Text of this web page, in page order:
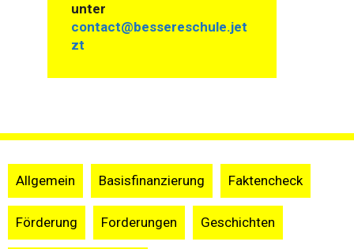
unter
contact@bessereschule.jet
zt
Allgemein Basisfinanzierung Faktencheck
Förderung Forderungen Geschichten